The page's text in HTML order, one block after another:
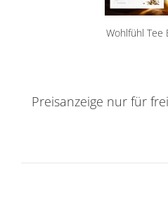
Wohlfühl Tee
Preisanzeige nur für